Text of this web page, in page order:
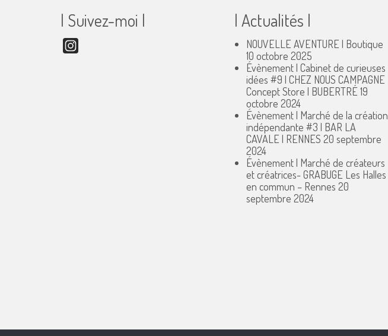
| Suivez-moi | | Actualités |
NOUVELLE AVENTURE | Boutique
10 octobre 2025
Évènement | Cabinet de curieuses
idées #9 | CHEZ NOUS CAMPAGNE
Concept Store | BUBERTRÉ 19
octobre 2024
Évènement | Marché de la création
indépendante #3 | BAR LA
CAVALE | RENNES 20 septembre
2024
Évènement | Marché de créateurs
et créatrices- GRABUGE Les Halles
en commun – Rennes 20
septembre 2024